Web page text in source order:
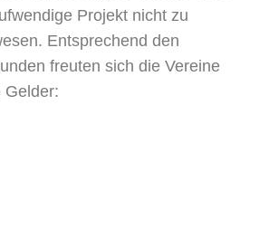
Projekt nicht zu
Entsprechend den
freuten sich die Vereine
Gelder: